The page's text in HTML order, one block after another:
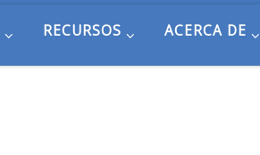
RECURSOS ACERCA DE